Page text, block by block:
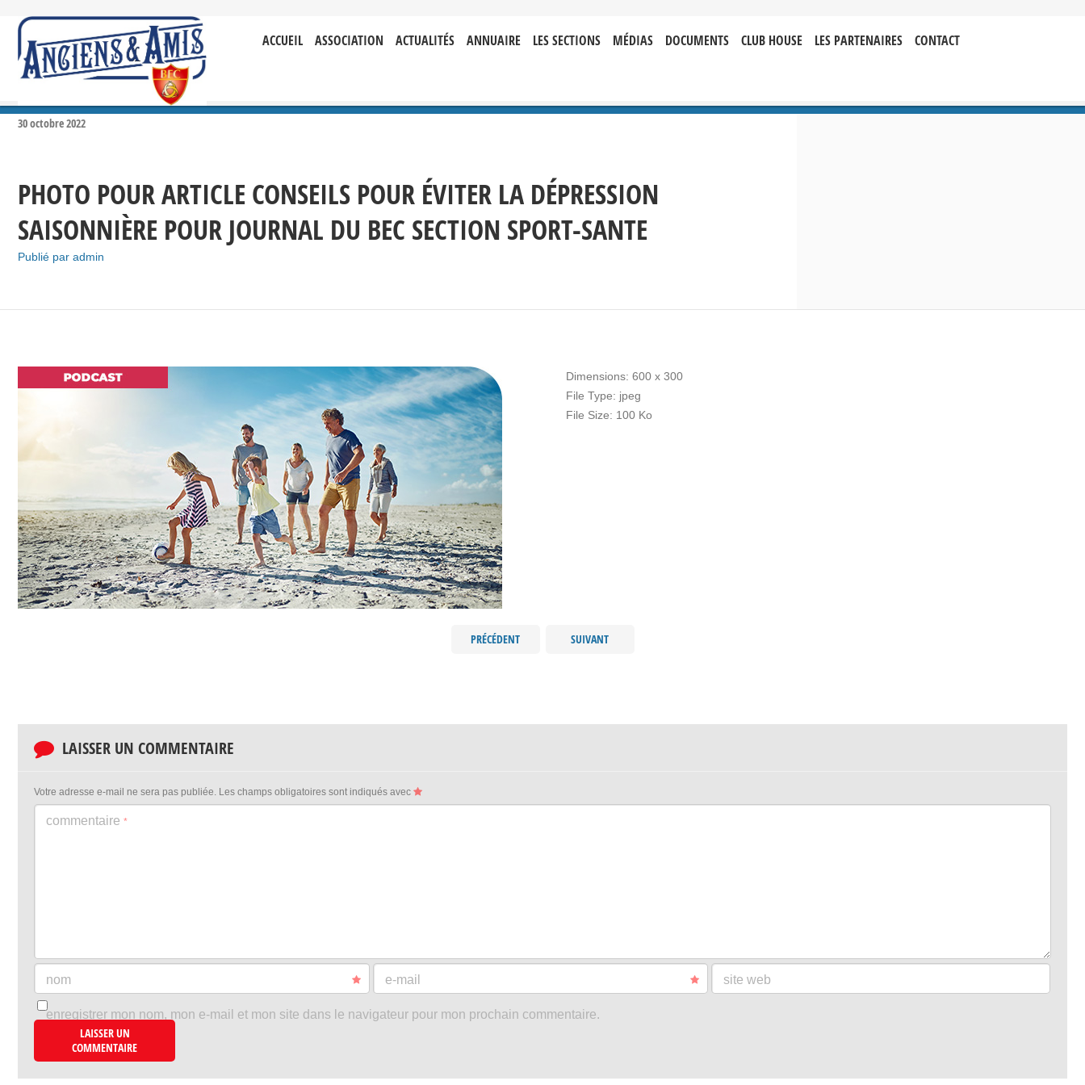
ACCUEIL ASSOCIATION ACTUALITÉS ANNUAIRE LES SECTIONS MÉDIAS DOCUMENTS CLUB HOUSE LES PARTENAIRES CONTACT
30octobre2022
PHOTO POUR ARTICLE CONSEILS POUR ÉVITER LA DÉPRESSION
SAISONNIÈRE POUR JOURNAL DU BEC SECTION SPORT-SANTE
Publié par admin
Dimensions: 600 x 300
File Type: jpeg
File Size: 100 Ko
PRÉCÉDENT SUIVANT
LAISSER UN COMMENTAIRE
Votre adresse e-mail ne sera pas publiée. Les champs obligatoires sont indiqués avec
commentaire *
nom e-mail site web
enregistrer mon nom, mon e-mail et mon site dans le navigateur pour mon prochain commentaire.